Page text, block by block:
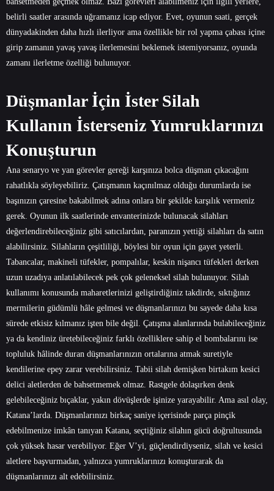
belirli saatler arasında uğramanız icap ediyor. Evet, oyunun saati, gerçek
dünyadakinden daha hızlı ilerliyor ama özellikle bir rol yapma çabası içine
girip zamanın yavaş yavaş ilerlemesini beklemek istemiyorsanız, oyunda
zamanı ilerletme özelliği bulunuyor.
Düşmanlar İçin İster Silah
Kullanın İsterseniz Yumruklarınızı
Konuşturun
Ana senaryo ve yan görevler gereği karşınıza bolca düşman çıkacağını
rahatlıkla söyleyebiliriz. Çatışmanın kaçınılmaz olduğu durumlarda ise
başınızın çaresine bakabilmek adına onlara bir şekilde karşılık vermeniz
gerek. Oyunun ilk saatlerinde envanterinizde bulunacak silahları
değerlendirebileceğiniz gibi satıcılardan, paranızın yettiği silahları da satın
alabilirsiniz. Silahların çeşitliliği, böylesi bir oyun için gayet yeterli.
Tabancalar, makineli tüfekler, pompalılar, keskin nişancı tüfekleri derken
uzun uzadıya anlatılabilecek pek çok geleneksel silah bulunuyor. Silah
kullanımı konusunda maharetlerinizi geliştirdiğiniz takdirde, sıktığınız
mermilerin güdümlü hâle gelmesi ve düşmanlarınızı bu sayede daha kısa
sürede etkisiz kılmanız işten bile değil. Çatışma alanlarında bulabileceğiniz
ya da kendiniz üretebileceğiniz farklı özelliklere sahip el bombalarını ise
topluluk hâlinde duran düşmanlarınızın ortalarına atmak suretiyle
kendilerine epey zarar verebilirsiniz. Tabii silah demişken birtakım kesici
delici aletlerden de bahsetmemek olmaz. Rastgele dolaşırken denk
gelebileceğiniz bıçaklar, yakın dövüşlerde işinize yarayabilir. Ama asıl olay,
Katana’larda. Düşmanlarınızı birkaç saniye içerisinde parça pinçik
edebilmenize imkân tanıyan Katana, seçtiğiniz silahın gücü doğrultusunda
çok yüksek hasar verebiliyor. Eğer V’yi, güçlendirdiyseniz, silah ve kesici
aletlere başvurmadan, yalnızca yumruklarınızı konuşturarak da
düşmanlarınızı alt edebilirsiniz.